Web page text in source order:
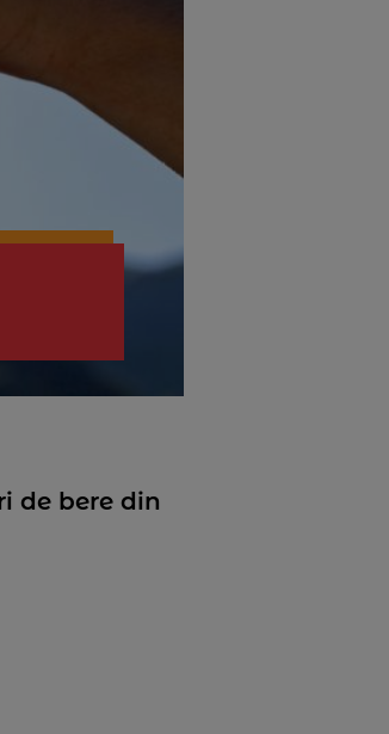
de bere din